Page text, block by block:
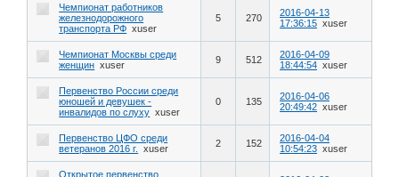
Чемпионат работников
железнодорожного
транспорта РФ xuser
5 270
2016-04-13
17:36:15 xuser
Чемпионат Москвы среди
женщин xuser 9 512
2016-04-09
18:44:54 xuser
Первенство России среди
юношей и девушек -
инвалидов по слуху xuser
0 135
2016-04-06
20:49:42 xuser
Первенство ЦФО среди
ветеранов 2016 г.
xuser 2 152
2016-04-04
10:54:23 xuser
Открытое первенство